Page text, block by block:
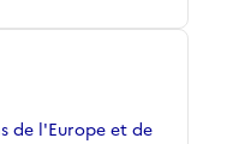
de l'Europe et de